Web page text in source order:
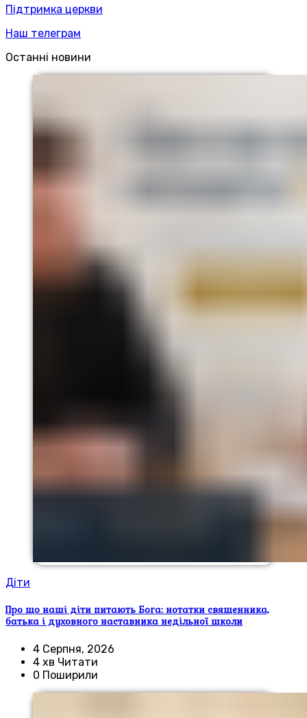
Підтримка церкви
Наш телеграм
Останні новини
Діти
Про що наші діти питають Бога: нотатки священника,
батька і духовного наставника недільної школи
4 Серпня, 2026
4 хв Читати
0 Поширили